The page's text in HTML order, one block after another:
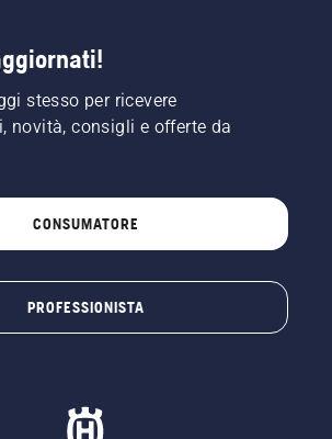
stesso per ricevere
novità, consigli e offerte da
CONSUMATORE
PROFESSIONISTA